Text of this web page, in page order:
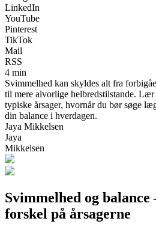
LinkedIn
YouTube
Pinterest
TikTok
Mail
RSS
4 min
Svimmelhed kan skyldes alt fra
til mere alvorlige helbredstilstande. Lær
typiske årsager, hvornår du bør søge
din balance i hverdagen.
Jaya Mikkelsen
Jaya
Mikkelsen
Svimmelhed og
forskel på årsagerne